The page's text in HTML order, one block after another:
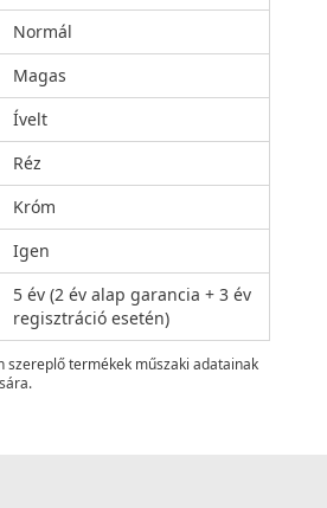
Normál
Magas
Ívelt
Réz
Króm
Igen
5 év (2 év alap garancia + 3 év
regisztráció esetén)
termékek műszaki adatainak